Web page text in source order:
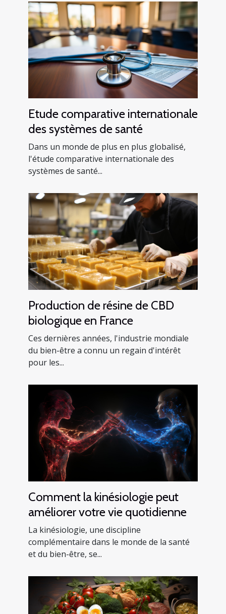
Etude comparative internationale
des systèmes de santé
Dans un monde de plus en plus globalisé,
l'étude comparative internationale des
systèmes de santé...
Production de résine de CBD
biologique en France
Ces dernières années, l'industrie mondiale
du bien-être a connu un regain d'intérêt
pour les...
Comment la kinésiologie peut
améliorer votre vie quotidienne
La kinésiologie, une discipline
complémentaire dans le monde de la santé
et du bien-être, se...